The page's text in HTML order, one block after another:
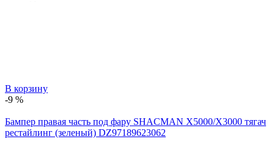
В корзину
-9 %
Бампер правая часть под фару SHACMAN X5000/X3000 тягач
рестайлинг (зеленый) DZ97189623062